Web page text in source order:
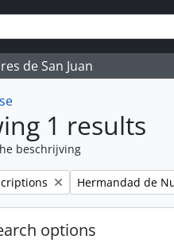
de San Juan
1 results
beschrijving
Remove filter:
Hermandad de
options